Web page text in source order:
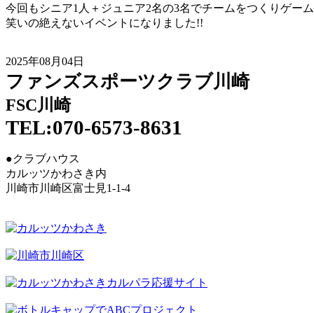
今回もシニア1人＋ジュニア2名の3名でチームをつくりゲーム
笑いの絶えないイベントになりました!!
2025年08月04日
ファンズスポーツクラブ川崎
FSC川崎
TEL:070-6573-8631
●クラブハウス
カルッツかわさき内
川崎市川崎区富士見1-1-4